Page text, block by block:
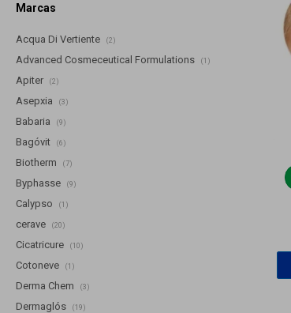
Marcas
Acqua Di Vertiente (2)
Advanced Cosmeceutical Formulations (1)
Apiter (2)
Asepxia (3)
Babaria (9)
Bagóvit (6)
Biotherm (7)
Byphasse (9)
Calypso (1)
cerave (20)
Cicatricure (10)
Cotoneve (1)
Derma Chem (3)
Dermaglós (19)